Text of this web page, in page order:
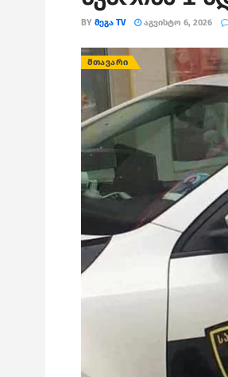
BY ᲛᲔᲒᲐ TV ᲐᲒᲕᲘᲡᲢᲝ 6, 2026
ᲛᲗᲐᲕᲐᲠᲘ